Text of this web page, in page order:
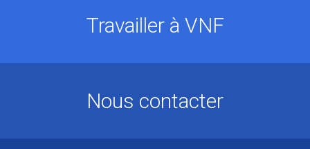
Travailler à VNF
Nous contacter